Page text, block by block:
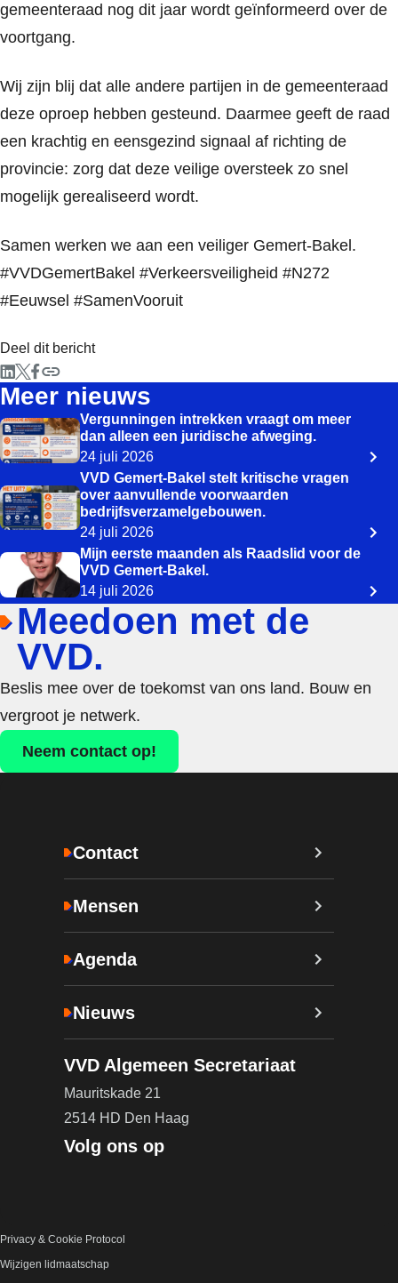
gemeenteraad nog dit jaar wordt geïnformeerd over de
voortgang.
Wij zijn blij dat alle andere partijen in de gemeenteraad
deze oproep hebben gesteund. Daarmee geeft de raad
een krachtig en eensgezind signaal af richting de
provincie: zorg dat deze veilige oversteek zo snel
mogelijk gerealiseerd wordt.
Samen werken we aan een veiliger Gemert-Bakel.
#VVDGemertBakel #Verkeersveiligheid #N272
#Eeuwsel #SamenVooruit
Deel dit bericht
Meer nieuws
Vergunningen intrekken vraagt om meer
dan alleen een juridische afweging.
24 juli 2026
VVD Gemert-Bakel stelt kritische vragen
over aanvullende voorwaarden
bedrijfsverzamelgebouwen.
24 juli 2026
Mijn eerste maanden als Raadslid voor de
VVD Gemert-Bakel.
14 juli 2026
Meedoen met de
VVD.
Beslis mee over de toekomst van ons land. Bouw en
vergroot je netwerk.
Neem contact op!
Contact
Mensen
Agenda
Nieuws
VVD Algemeen Secretariaat
Mauritskade 21
2514 HD Den Haag
Volg ons op
Privacy & Cookie Protocol
Wijzigen lidmaatschap